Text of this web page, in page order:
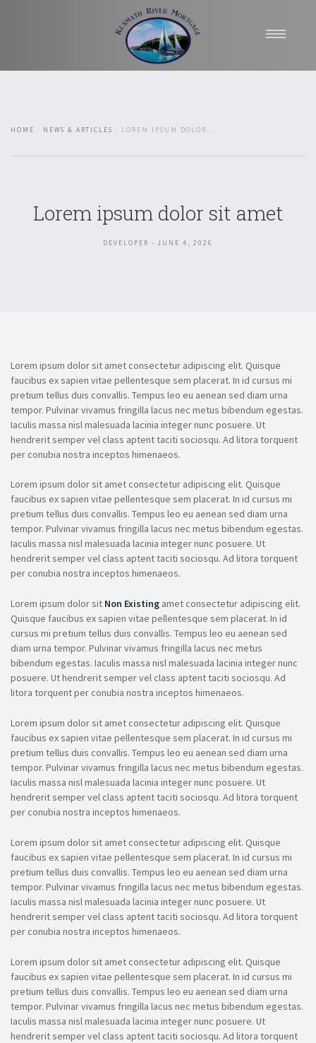
Mortgages
HOME NEWS & ARTICLES LOREM IPSUM DOLOR...
Lorem ipsum dolor sit amet
DEVELOPER - JUNE 4, 2026
Lorem ipsum dolor sit amet consectetur adipiscing elit. Quisque
faucibus ex sapien vitae pellentesque sem placerat. In id cursus mi
pretium tellus duis convallis. Tempus leo eu aenean sed diam urna
tempor. Pulvinar vivamus fringilla lacus nec metus bibendum egestas.
Iaculis massa nisl malesuada lacinia integer nunc posuere. Ut
hendrerit semper vel class aptent taciti sociosqu. Ad litora torquent
per conubia nostra inceptos himenaeos.
Lorem ipsum dolor sit amet consectetur adipiscing elit. Quisque
faucibus ex sapien vitae pellentesque sem placerat. In id cursus mi
pretium tellus duis convallis. Tempus leo eu aenean sed diam urna
tempor. Pulvinar vivamus fringilla lacus nec metus bibendum egestas.
Iaculis massa nisl malesuada lacinia integer nunc posuere. Ut
hendrerit semper vel class aptent taciti sociosqu. Ad litora torquent
per conubia nostra inceptos himenaeos.
Lorem ipsum dolor sit Non Existing amet consectetur adipiscing elit.
Quisque faucibus ex sapien vitae pellentesque sem placerat. In id
cursus mi pretium tellus duis convallis. Tempus leo eu aenean sed
diam urna tempor. Pulvinar vivamus fringilla lacus nec metus
bibendum egestas. Iaculis massa nisl malesuada lacinia integer nunc
posuere. Ut hendrerit semper vel class aptent taciti sociosqu. Ad
litora torquent per conubia nostra inceptos himenaeos.
Lorem ipsum dolor sit amet consectetur adipiscing elit. Quisque
faucibus ex sapien vitae pellentesque sem placerat. In id cursus mi
pretium tellus duis convallis. Tempus leo eu aenean sed diam urna
tempor. Pulvinar vivamus fringilla lacus nec metus bibendum egestas.
Iaculis massa nisl malesuada lacinia integer nunc posuere. Ut
hendrerit semper vel class aptent taciti sociosqu. Ad litora torquent
per conubia nostra inceptos himenaeos.
Lorem ipsum dolor sit amet consectetur adipiscing elit. Quisque
faucibus ex sapien vitae pellentesque sem placerat. In id cursus mi
pretium tellus duis convallis. Tempus leo eu aenean sed diam urna
tempor. Pulvinar vivamus fringilla lacus nec metus bibendum egestas.
Iaculis massa nisl malesuada lacinia integer nunc posuere. Ut
hendrerit semper vel class aptent taciti sociosqu. Ad litora torquent
per conubia nostra inceptos himenaeos.
Lorem ipsum dolor sit amet consectetur adipiscing elit. Quisque
faucibus ex sapien vitae pellentesque sem placerat. In id cursus mi
pretium tellus duis convallis. Tempus leo eu aenean sed diam urna
tempor. Pulvinar vivamus fringilla lacus nec metus bibendum egestas.
Iaculis massa nisl malesuada lacinia integer nunc posuere. Ut
hendrerit semper vel class aptent taciti sociosqu. Ad litora torquent